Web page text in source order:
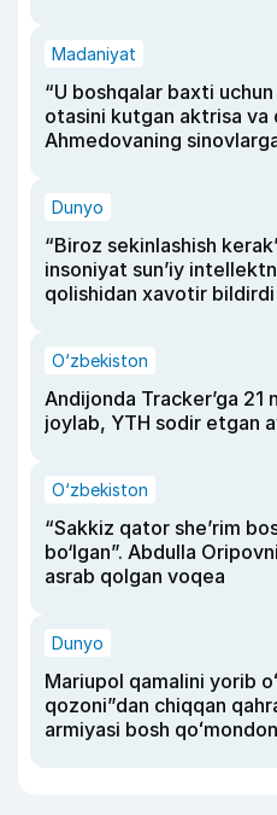
Madaniyat
“U boshqalar baxti
otasini kutgan aktrisa va
Ahmedovaning
Dunyo
“Biroz sekinlashish
insoniyat sun’iy
qolishidan xavotir bildirdi
O‘zbekiston
Andijonda Tracker’ga 21
joylab, YTH sodir etgan
O‘zbekiston
“Sakkiz qator she’rim
bo‘lgan”. Abdulla
asrab qolgan voqea
Dunyo
Mariupol qamalini yorib
qozoni”dan chiqqan
armiyasi bosh